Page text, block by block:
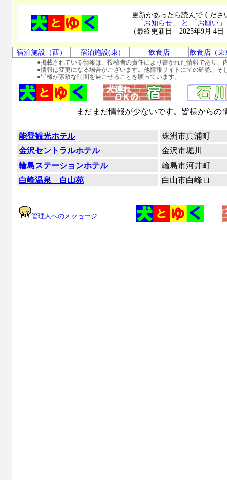
更新があったら読んでくださ
「お知らせ」 と 「お願い」
（最終更新日 2025年9月 4日
宿泊施設（西） 宿泊施設(東) 飲食店 飲食店（東
●掲載されている情報は、投稿者の責任により書かれた情報であり
●情報は変更になる場合がございます。他情報サイトにての確認、
●皆様が素敵な時間を過ごせることを願っています。
まだまだ情報が少ないです。皆様からの
能登観光ホテル
珠洲市真浦町
金沢セントラルホテル
金沢市堀川
輪島ステーションホテル
輪島市河井町
白峰温泉 白山苑
白山市白峰ロ
管理人へのメッセージ